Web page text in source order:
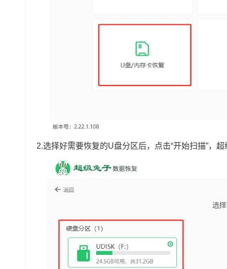
2.选择好需要恢复的U盘分区后，点击“开始扫描”，